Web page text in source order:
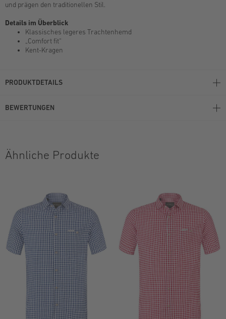
und prägen den traditionellen Stil.
Details im Überblick
Klassisches legeres Trachtenhemd
„Comfort fit“
Kent-Kragen
PRODUKTDETAILS
BEWERTUNGEN
Ähnliche Produkte